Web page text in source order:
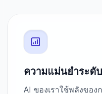
ความแม่นยำระดั
AI ของเราใช้พลังของ